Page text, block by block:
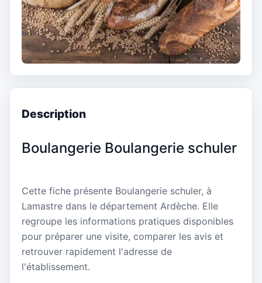
Description
Boulangerie Boulangerie schuler
Cette fiche présente Boulangerie schuler, à
Lamastre dans le département Ardèche. Elle
regroupe les informations pratiques disponibles
pour préparer une visite, comparer les avis et
retrouver rapidement l'adresse de
l'établissement.